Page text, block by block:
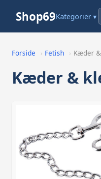
Shop69Kategorier ▾
Forside › Fetish › Kæder
Kæder &